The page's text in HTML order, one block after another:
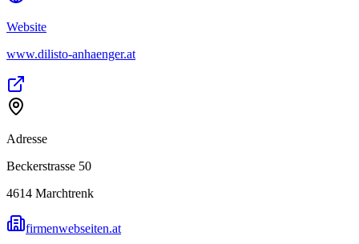
Website
www.dilisto-anhaenger.at
Adresse
Beckerstrasse 50
4614 Marchtrenk
firmenwebseiten.at